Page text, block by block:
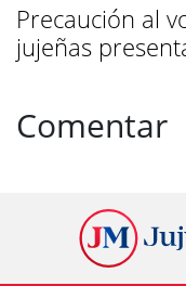
Precaución al
jujeñas
Comentar